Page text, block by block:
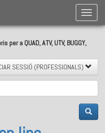
Toggle
a QUAD, ATV, UTV, BUGGY,
SESSIÓ (PROFESSIONALS)